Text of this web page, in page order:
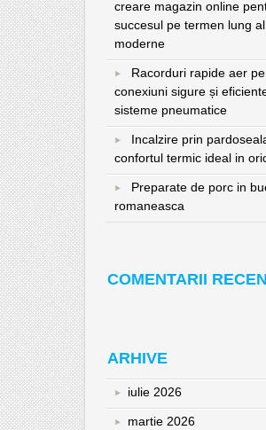
creare magazin online
succesul pe termen lung
moderne
Racorduri rapide aer
conexiuni sigure și
sisteme pneumatice
Incalzire prin
confortul termic ideal in
Preparate de porc in
romaneasca
COMENTARII
ARHIVE
iulie 2026
martie 2026